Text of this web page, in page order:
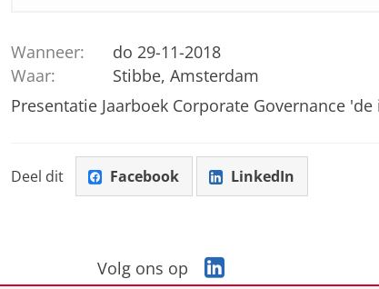
Wanneer:
do 29-11-2018
Waar:
Stibbe, Amsterdam
Presentatie Jaarboek Corporate Governance
Deel dit Facebook LinkedIn
Volg ons op